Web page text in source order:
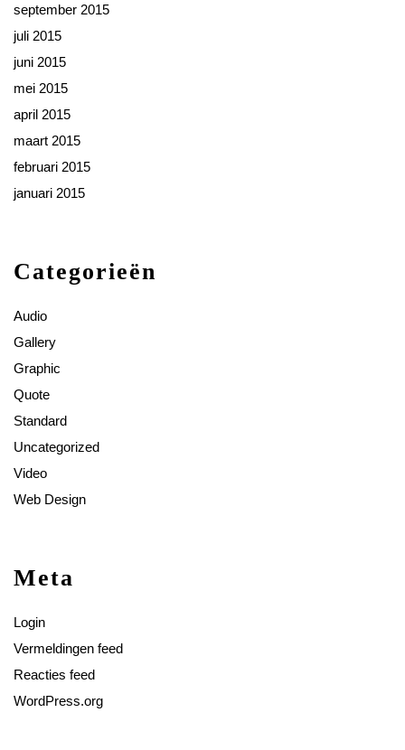
september 2015
juli 2015
juni 2015
mei 2015
april 2015
maart 2015
februari 2015
januari 2015
Categorieën
Audio
Gallery
Graphic
Quote
Standard
Uncategorized
Video
Web Design
Meta
Login
Vermeldingen feed
Reacties feed
WordPress.org